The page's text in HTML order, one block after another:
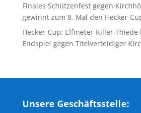
Finales Schützenfest gegen
gewinnt zum 8. Mal den Hecker-
Hecker-Cup: Elfmeter-Killer Thiede
Endspiel gegen Titelverteidiger
Unsere Geschäftsstelle: